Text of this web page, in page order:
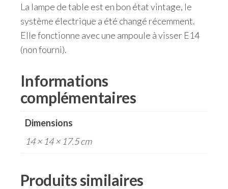
La lampe de table est en bon état vintage, le
système électrique a été changé récemment.
Elle fonctionne avec une ampoule à visser E14
(non fourni).
Informations
complémentaires
Dimensions
14 × 14 × 17.5 cm
Produits similaires